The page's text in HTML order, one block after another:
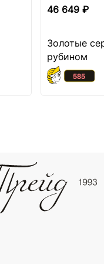
46 649 ₽
Золотые
рубином